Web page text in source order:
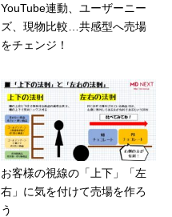
YouTube連動、ユーザーニー
ズ、現物比較…共感型へ売場
をチェンジ！
お客様の視線の「上下」「左
右」に気を付けて売場を作ろ
う